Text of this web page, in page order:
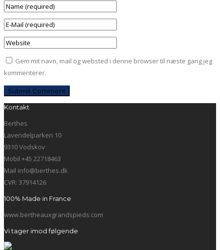
Gem mit navn, mail og websted i denne browser til næste gang jeg
kommenterer.
Kontakt
Berthes
Lavendelparken 10
9310 Vodskov
Mobil +45 22718463
Mail info@berthes.dk
CVR: 37914126
100% Made in France
www.bertheauxgrandspieds.com
Vi tager imod følgende